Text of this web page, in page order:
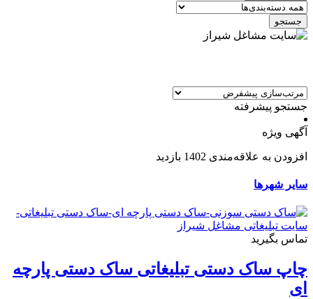
جستجو
جستجو پیشرفته
آگهی ویژه
افزودن به علاقه‌مندی 1402 بازدید
سایر شهرها
تماس بگیرید
چاپ ساک دستی تبلیغاتی ساک دستی پارچه
ای